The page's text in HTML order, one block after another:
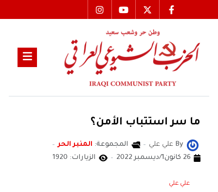
ما سر استتباب الأمن؟
By علي علي المجموعة: المنبر الحر
26 كانون1/ديسمبر 2022
الزيارات: 1920
علي علي